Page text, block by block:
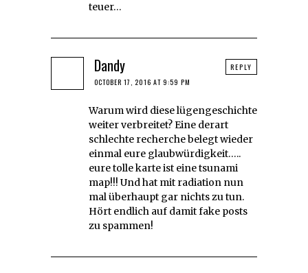
teuer…
Dandy
OCTOBER 17, 2016 AT 9:59 PM
Warum wird diese lügengeschichte
weiter verbreitet? Eine derart
schlechte recherche belegt wieder
einmal eure glaubwürdigkeit…..
eure tolle karte ist eine tsunami
map!!! Und hat mit radiation nun
mal überhaupt gar nichts zu tun.
Hört endlich auf damit fake posts
zu spammen!
REPLY